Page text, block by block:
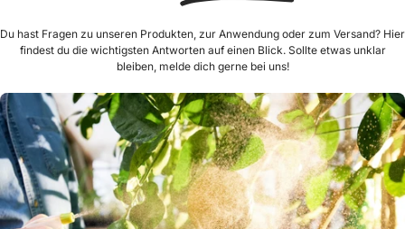
Du hast Fragen zu unseren Produkten, zur Anwendung oder zum Versand? Hier
findest du die wichtigsten Antworten auf einen Blick. Sollte etwas unklar
bleiben, melde dich gerne bei uns!